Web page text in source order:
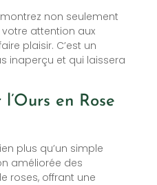
non seulement
attention aux
plaisir. C’est un
inaperçu et qui laissera
en Rose
plus qu’un simple
améliorée des
roses, offrant une